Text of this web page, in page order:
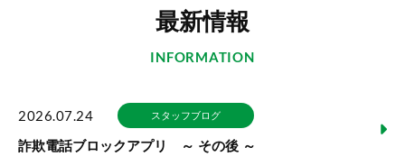
最新情報
INFORMATION
2026.07.24 スタッフブログ
詐欺電話ブロックアプリ ～ その後 ～